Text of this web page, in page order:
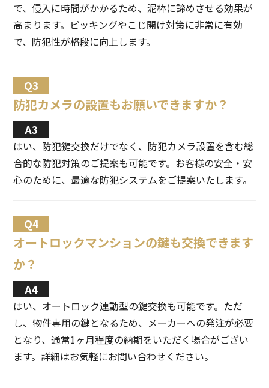
で、侵入に時間がかかるため、泥棒に諦めさせる効果が
高まります。ピッキングやこじ開け対策に非常に有効
で、防犯性が格段に向上します。
防犯カメラの設置もお願いできますか？
はい、防犯鍵交換だけでなく、防犯カメラ設置を含む総
合的な防犯対策のご提案も可能です。お客様の安全・安
心のために、最適な防犯システムをご提案いたします。
オートロックマンションの鍵も交換できます
か？
はい、オートロック連動型の鍵交換も可能です。ただ
し、物件専用の鍵となるため、メーカーへの発注が必要
となり、通常1ヶ月程度の納期をいただく場合がござい
ます。詳細はお気軽にお問い合わせください。